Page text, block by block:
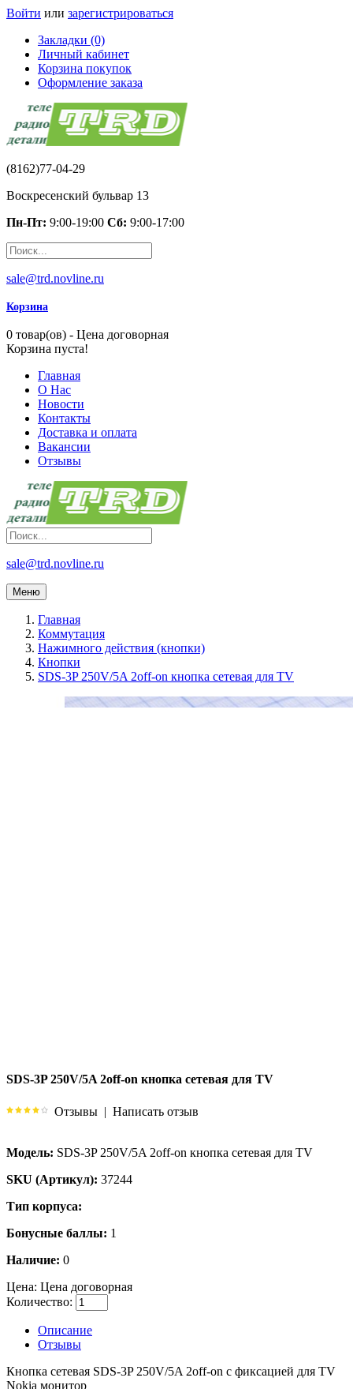
Войти или зарегистрироваться
Закладки (0)
Личный кабинет
Корзина покупок
Оформление заказа
(8162)77-04-29
Воскресенский бульвар 13
Пн-Пт: 9:00-19:00 Сб: 9:00-17:00
sale@trd.novline.ru
Корзина
0 товар(ов) - Цена договорная
Корзина пуста!
Главная
О Нас
Новости
Контакты
Доставка и оплата
Вакансии
Отзывы
sale@trd.novline.ru
Меню
Главная
Коммутация
Нажимного действия (кнопки)
Кнопки
SDS-3P 250V/5A 2off-on кнопка сетевая для TV
SDS-3P 250V/5A 2off-on кнопка сетевая для TV
Отзывы | Написать отзыв
Модель: SDS-3P 250V/5A 2off-on кнопка сетевая для TV
SKU (Артикул): 37244
Тип корпуса:
Бонусные баллы: 1
Наличие: 0
Цена: Цена договорная
Количество:
Описание
Отзывы
Кнопка сетевая SDS-3P 250V/5A 2off-on с фиксацией для TV
Nokia монитор